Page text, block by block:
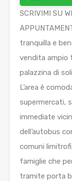
SCRIVIMI SU
tranquilla e
vendita ampio
palazzina di
L’area è
supermercati,
immediate
dell’autobus
comuni
famiglie che
tramite porta